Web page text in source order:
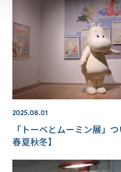
2025.08.01
「トーベとムーミン展」
春夏秋冬】